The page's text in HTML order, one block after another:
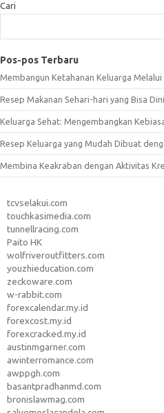
Cari
Pos-pos Terbaru
Membangun Ketahanan Keluarga
Resep Makanan Sehari-hari yang Bisa
Keluarga Sehat: Mengembangkan
Resep Keluarga yang Mudah Dibuat
Membina Keakraban dengan Aktivitas
tcvselakui.com
touchkasimedia.com
tunnellracing.com
Paito HK
wolfriveroutfitters.com
youzhieducation.com
zeckoware.com
w-rabbit.com
forexcalendar.my.id
forexcost.my.id
forexcracked.my.id
austinmgarner.com
awinterromance.com
awppgh.com
basantpradhanmd.com
bronislawmag.com